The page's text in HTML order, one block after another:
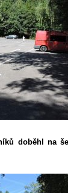
doběhl na